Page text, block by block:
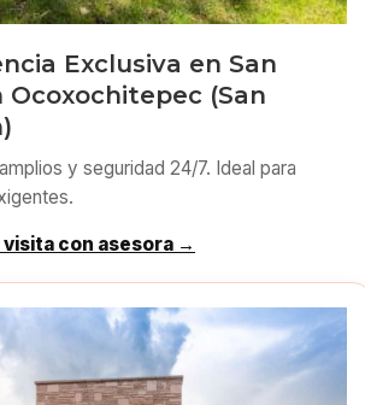
Exclusiva en San
Ocoxochitepec (San
y seguridad 24/7. Ideal para
con asesora →